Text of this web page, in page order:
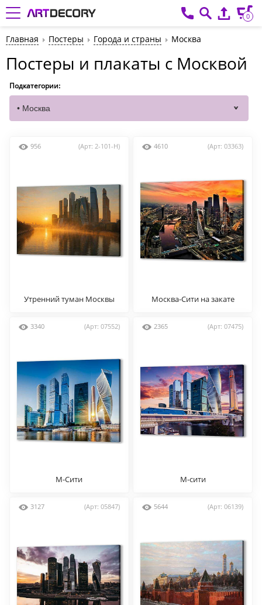
0
Главная Постеры Города и страны Москва
Постеры и плакаты с Москвой
Подкатегории:
956 (Арт: 2-101-H)
Утренний туман Москвы
4610 (Арт: 03363)
Москва-Сити на закате
3340 (Арт: 07552)
М-Сити
2365 (Арт: 07475)
М-сити
3127 (Арт: 05847) 5644 (Арт: 06139)